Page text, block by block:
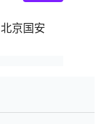
北京国安